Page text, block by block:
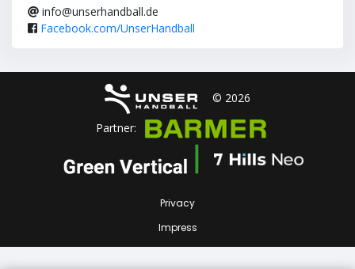
info@unserhandball.de
Facebook.com/UnserHandball
© 2026
Partner:
Privacy
Impress